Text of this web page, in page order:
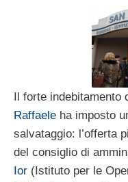
Il forte indebitamento
Raffaele ha imposto
salvataggio: l’offerta
del consiglio di
Ior (Istituto per le